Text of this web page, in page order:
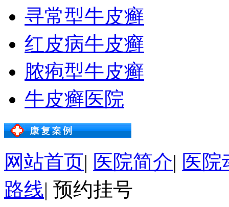
寻常型牛皮癣
红皮病牛皮癣
脓疱型牛皮癣
牛皮癣医院
网站首页| 医院简介| 医院
路线| 预约挂号